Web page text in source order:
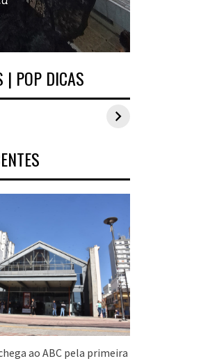
| POP DICAS
looks
o
Estilo Pop Plus:
looks plus size da
edição de
ao ABC pela primeira